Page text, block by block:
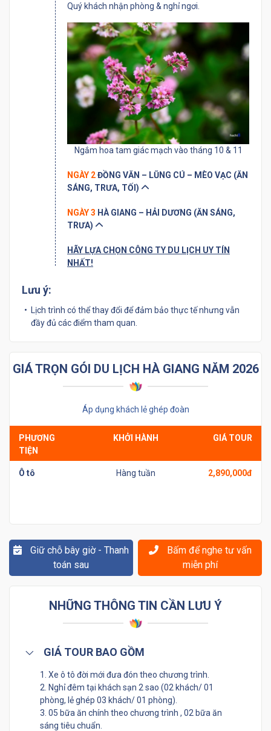
Quý khách nhận phòng & nghỉ ngơi.
Ngắm hoa tam giác mạch vào tháng 10 & 11
NGÀY 2ĐỒNG VĂN – LŨNG CÚ – MÈO VẠC (ĂN
SÁNG, TRƯA, TỐI)
NGÀY 3 HÀ GIANG – HẢI DƯƠNG (ĂN SÁNG,
TRƯA)
HÃY LỰA CHỌN CÔNG TY DU LỊCH UY TÍN
NHẤT!
Lưu ý:
Lịch trình có thể thay đổi để đảm bảo thực tế nhưng vẫn
đầy đủ các điểm tham quan.
GIÁ TRỌN GÓI DU LỊCH HÀ GIANG NĂM 2026
Áp dụng khách lẻ ghép đoàn
PHƯƠNG
TIỆN
KHỞI HÀNH GIÁ TOUR
Ô tô Hàng tuần 2,890,000đ
Giữ chỗ bây giờ - Thanh
toán sau
Bấm để nghe tư vấn
miễn phí
NHỮNG THÔNG TIN CẦN LƯU Ý
GIÁ TOUR BAO GỒM
1. Xe ô tô đời mới đưa đón theo chương trình.
2. Nghỉ đêm tại khách sạn 2 sao (02 khách/ 01
phòng, lẻ ghép 03 khách/ 01 phòng).
3. 05 bữa ăn chính theo chương trình , 02 bữa ăn
sáng tiêu chuẩn.